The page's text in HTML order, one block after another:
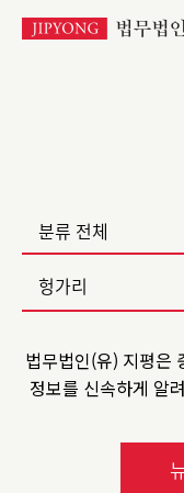
분류 전체
법무법인(유) 지평은
정보를 신속하게 알